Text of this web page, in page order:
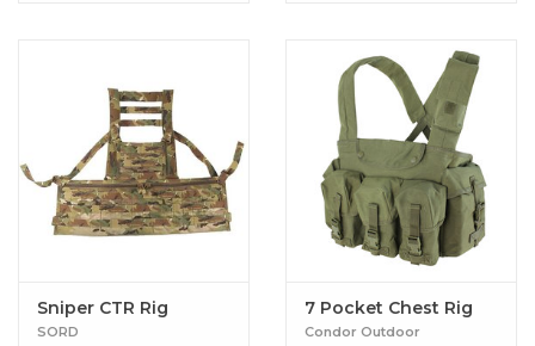
Sniper CTR Rig
SORD
7 Pocket Chest Rig
Condor Outdoor